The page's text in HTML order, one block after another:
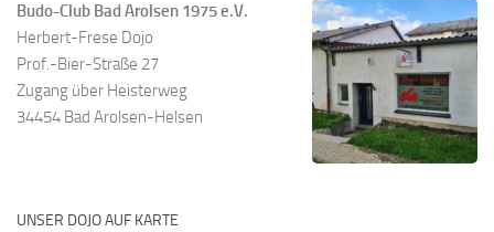
Budo-Club Bad Arolsen 1975 e.V.
Herbert-Frese Dojo
Prof.-Bier-Straße 27
Zugang über Heisterweg
34454 Bad Arolsen-Helsen
UNSER DOJO AUF KARTE